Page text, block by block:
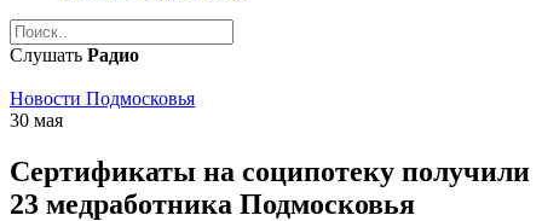
Слушать Радио
Новости Подмосковья
30 мая
Сертификаты на соципотеку получили
23 медработника Подмосковья